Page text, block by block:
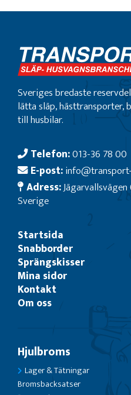
Sveriges bredaste
lätta släp, hästtransporter,
till husbilar.
Telefon:013-36 78 00
E-post:
Adress:
Sverige
Startsida
Snabborder
Sprängskisser
Mina sidor
Kontakt
Om oss
Hjulbroms
Lager & Tätningar
Bromsbacksatser